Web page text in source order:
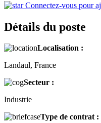
Connectez-vous pour
Détails du poste
Localisation :
Landaul, France
Secteur :
Industrie
Type de contrat :